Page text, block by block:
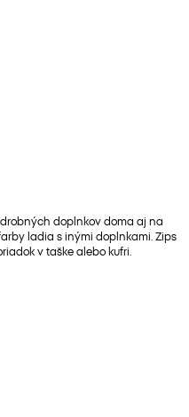
doplnkov doma aj na
ladia s inými doplnkami. Zips
v taške alebo kufri.